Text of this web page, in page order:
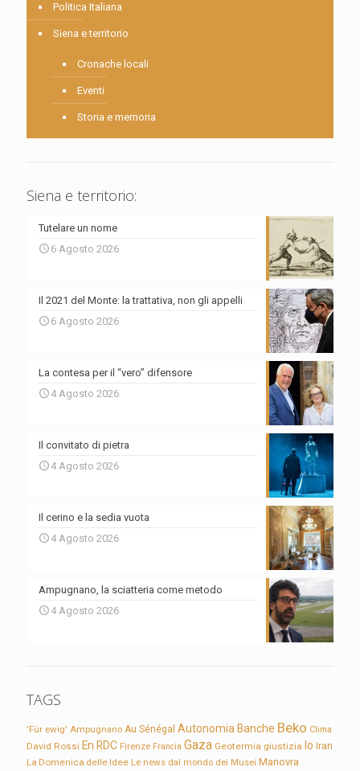
Politica Italiana
Siena e territorio
Cronache locali
Eventi
Storia e memoria
Siena e territorio:
Tutelare un nome
6 Agosto 2026
Il 2021 del Monte: la trattativa, non gli appelli
6 Agosto 2026
La contesa per il “vero” difensore
4 Agosto 2026
Il convitato di pietra
4 Agosto 2026
Il cerino e la sedia vuota
4 Agosto 2026
Ampugnano, la sciatteria come metodo
4 Agosto 2026
TAGS
'Für ewig' Ampugnano Au Sénégal Autonomia Banche Beko Clima
David Rossi En RDC Firenze Francia Gaza Geotermia giustizia Io Iran
La Domenica delle Idee Le news dal mondo dei Musei Manovra